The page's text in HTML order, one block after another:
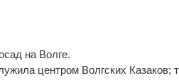
на Волге.
центром Волгских Казаков;